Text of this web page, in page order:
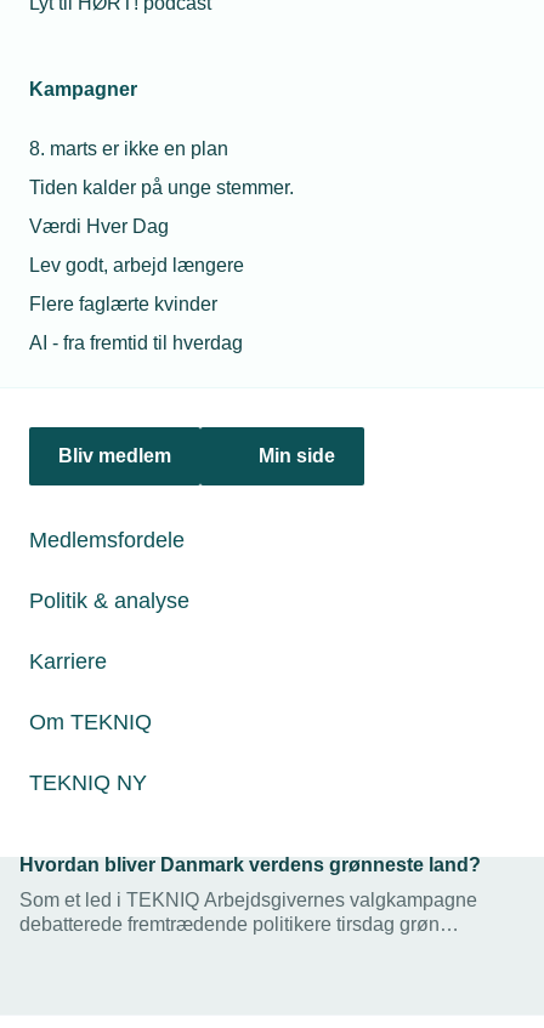
Kampagner
8. marts er ikke en plan
Tiden kalder på unge stemmer.
Værdi Hver Dag
Lev godt, arbejd længere
Flere faglærte kvinder
AI - fra fremtid til hverdag
Bliv medlem Min side
Medlemsfordele
Politik & analyse
Karriere
Om TEKNIQ
TEKNIQ NY
Steel. Det bekræfter SM Industries over for Energy Supply.
23. maj 2024
industrinetværk slået sit navn så godt fast blandt
Industrivirksomhederne, at vi nærmer os de første 100
medlemmer. Stærke arrangementer trækker medlemmer til.
Hvordan bliver Danmark verdens grønneste land?
Som et led i TEKNIQ Arbejdsgivernes valgkampagne
debatterede fremtrædende politikere tirsdag grøn